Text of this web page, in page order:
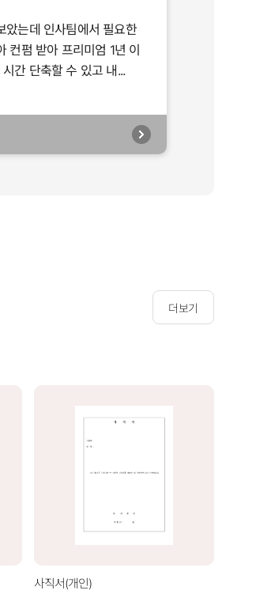
았는데 인사팀에서 필요한
컨펌 받아 프리미엄 1년 이
간 단축할 수 있고 내...
더보기
사직서(개인)